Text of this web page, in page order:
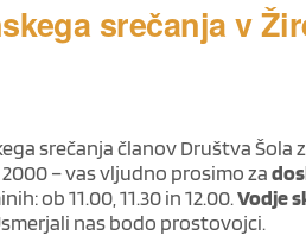
srečanja v
srečanja članov Društva Šola
– vas vljudno prosimo za
ob 11.00, 11.30 in 12.00.Vodje
nas bodo prostovojci.